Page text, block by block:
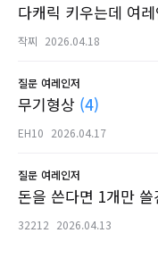
다캐릭 키우는데 여
작찌 2026.04.18
질문 여레인저
무기형상 (4)
EH10 2026.04.17
질문 여레인저
돈을 쓴다면 1개만 쓸
32212 2026.04.13